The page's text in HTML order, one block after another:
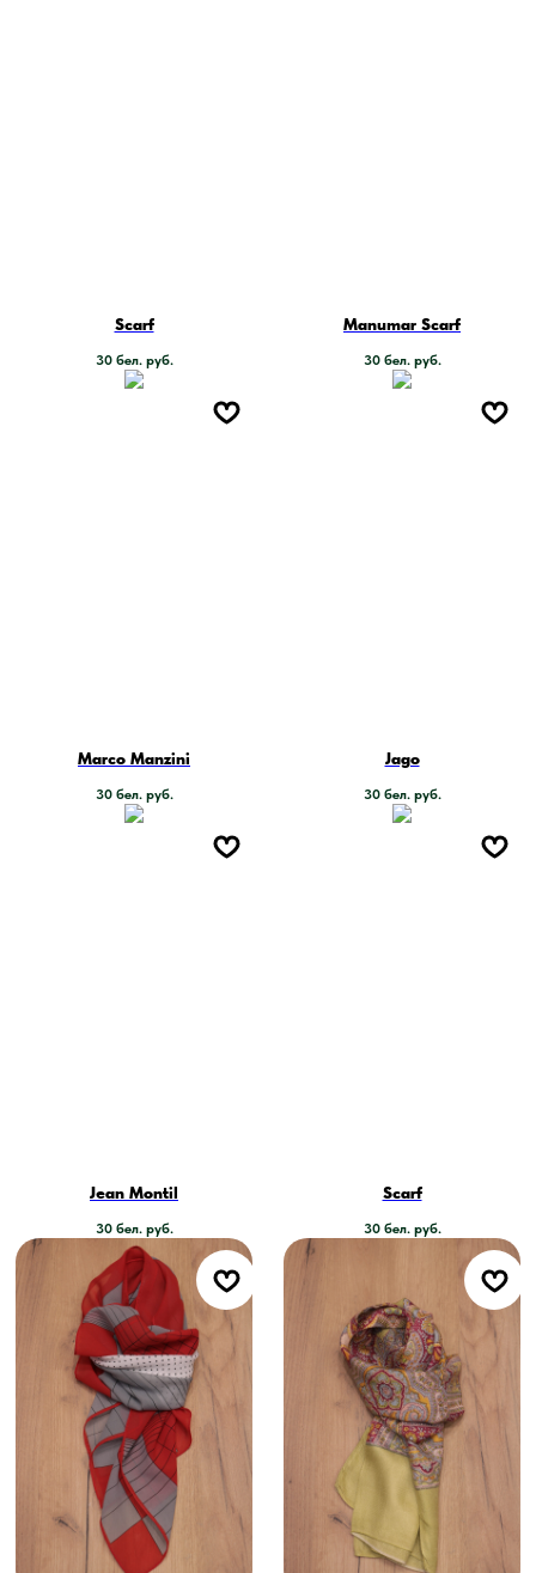
Scarf
30 бел. руб.
Manumar Scarf
30 бел. руб.
Marco Manzini
30 бел. руб.
Jago
30 бел. руб.
Jean Montil
30 бел. руб.
Scarf
30 бел. руб.